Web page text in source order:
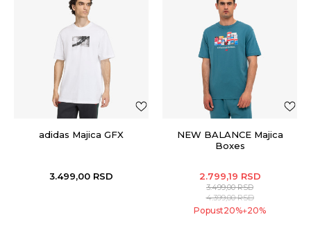
adidas Majica GFX
3.499,00 RSD
NEW BALANCE Majica
Boxes
2.799,19 RSD
3.499,00RSD
4.399,00RSD
Popust20%+20%